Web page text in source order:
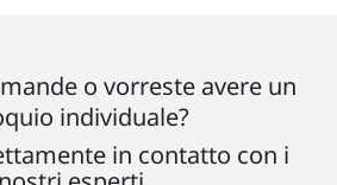
o vorreste avere un
individuale?
in contatto con i